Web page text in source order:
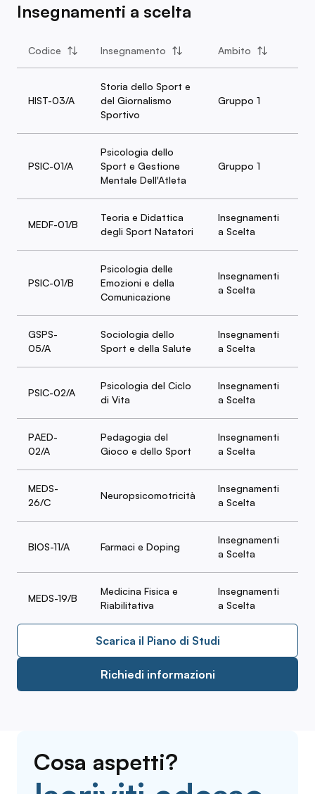
Insegnamenti a scelta
Codice Insegnamento Ambito
HIST-03/A
Storia dello Sport e
del Giornalismo
Sportivo
Gruppo 1
PSIC-01/A
Psicologia dello
Sport e Gestione
Mentale Dell'Atleta
Gruppo 1
MEDF-01/B
Teoria e Didattica
degli Sport Natatori
Insegnamenti
a Scelta
PSIC-01/B
Psicologia delle
Emozioni e della
Comunicazione
Insegnamenti
a Scelta
GSPS-
05/A
Sociologia dello
Sport e della Salute
Insegnamenti
a Scelta
PSIC-02/A
Psicologia del Ciclo
di Vita
Insegnamenti
a Scelta
PAED-
02/A
Pedagogia del
Gioco e dello Sport
Insegnamenti
a Scelta
MEDS-
26/C
Neuropsicomotricità
Insegnamenti
a Scelta
BIOS-11/A Farmaci e Doping
Insegnamenti
a Scelta
MEDS-19/B
Medicina Fisica e
Riabilitativa
Insegnamenti
a Scelta
Scarica il Piano di Studi
Richiedi informazioni
Cosa aspetti?